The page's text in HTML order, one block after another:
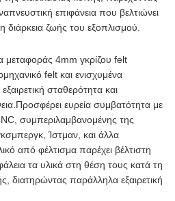
επιφάνεια που βελτιώνει
διάρκεια ζωής του εξοπλισμού.
μεταφοράς 4mm γκρίζου felt
felt και ενισχυμένα
σταθερότητα και
ευρεία συμβατότητα με
συμπεριλαμβανομένης της
Ίστμαν, και άλλα
από φέλτισμα παρέχει βέλτιστη
τα υλικά στη θέση τους κατά τη
διατηρώντας παράλληλα εξαιρετική